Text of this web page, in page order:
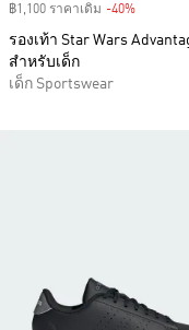
฿1,100 ราคาเดิม -40%
รองเท้า Star Wars
สำหรับเด็ก
เด็ก Sportswear